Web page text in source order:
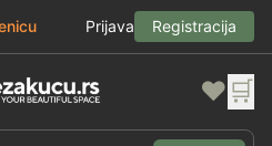
Prijava Registracija
❤️ 🛒